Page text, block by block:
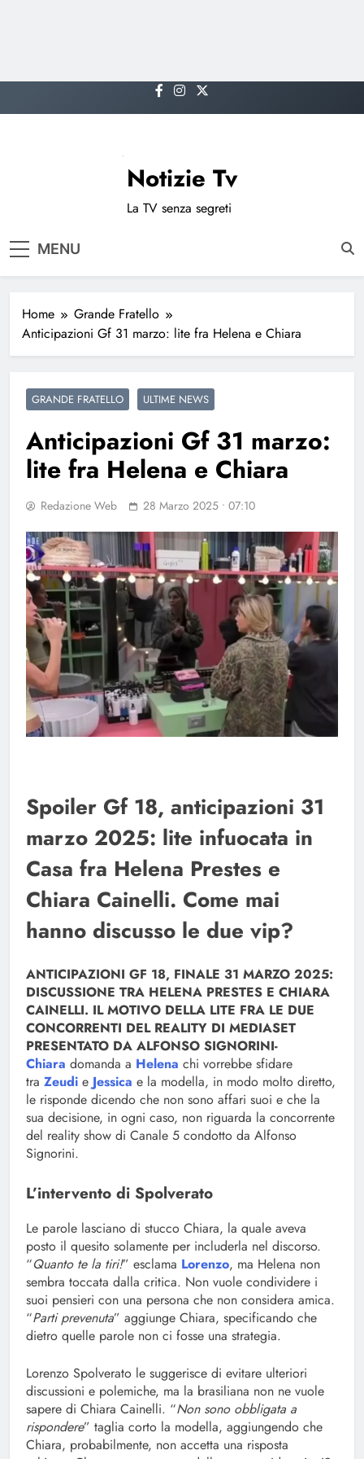
to
Notizie Tv
La TV senza segreti
MENU
Home
Grande Fratello
Anticipazioni Gf 31 marzo: lite fra Helena e Chiara
GRANDE FRATELLO ULTIME NEWS
Anticipazioni Gf 31 marzo:
lite fra Helena e Chiara
Redazione Web 28 Marzo 2025 • 07:10
Spoiler Gf 18, anticipazioni 31
marzo 2025: lite infuocata in
Casa fra Helena Prestes e
Chiara Cainelli. Come mai
hanno discusso le due vip?
ANTICIPAZIONI GF 18, FINALE 31 MARZO 2025:
DISCUSSIONE TRA HELENA PRESTES E CHIARA
CAINELLI. IL MOTIVO DELLA LITE FRA LE DUE
CONCORRENTI DEL REALITY DI MEDIASET
PRESENTATO DA ALFONSO SIGNORINI-
Chiara domanda a Helena chi vorrebbe sfidare
tra Zeudi e Jessica e la modella, in modo molto diretto,
le risponde dicendo che non sono affari suoi e che la
sua decisione, in ogni caso, non riguarda la concorrente
del reality show di Canale 5 condotto da Alfonso
Signorini.
L’intervento di Spolverato
Le parole lasciano di stucco Chiara, la quale aveva
posto il quesito solamente per includerla nel discorso.
“Quanto te la tiri!” esclama Lorenzo, ma Helena non
sembra toccata dalla critica. Non vuole condividere i
suoi pensieri con una persona che non considera amica.
“Parti prevenuta” aggiunge Chiara, specificando che
dietro quelle parole non ci fosse una strategia.
Lorenzo Spolverato le suggerisce di evitare ulteriori
discussioni e polemiche, ma la brasiliana non ne vuole
sapere di Chiara Cainelli. “Non sono obbligata a
rispondere” taglia corto la modella, aggiungendo che
Chiara, probabilmente, non accetta una risposta